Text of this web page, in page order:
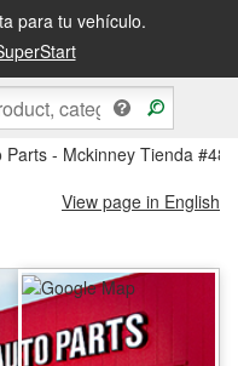
para tu vehículo.
o recógela en la tienda
Parts - Mckinney Tienda
View page in English